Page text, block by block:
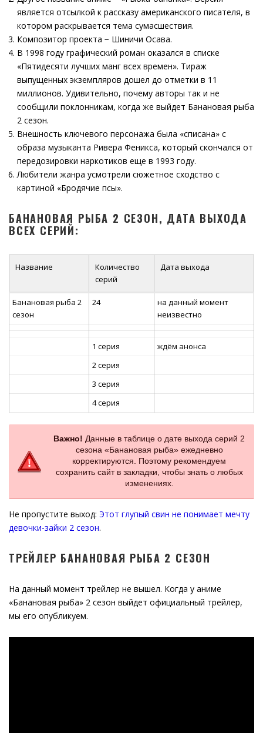
является отсылкой к рассказу американского писателя, в
котором раскрывается тема сумасшествия.
Композитор проекта − Шиничи Осава.
В 1998 году графический роман оказался в списке
«Пятидесяти лучших манг всех времен». Тираж
выпущенных экземпляров дошел до отметки в 11
миллионов. Удивительно, почему авторы так и не
сообщили поклонникам, когда же выйдет Банановая рыба
2 сезон.
Внешность ключевого персонажа была «списана» с
образа музыканта Ривера Феникса, который скончался от
передозировки наркотиков еще в 1993 году.
Любители жанра усмотрели сюжетное сходство с
картиной «Бродячие псы».
БАНАНОВАЯ РЫБА 2 СЕЗОН, ДАТА ВЫХОДА
ВСЕХ СЕРИЙ:
Название
Количество
серий
Дата выхода
Банановая рыба 2
сезон
24
на данный момент
неизвестно
1 серия
ждём анонса
2 серия
3 серия
4 серия
Важно! Данные в таблице о дате выхода серий 2
сезона «Банановая рыба» ежедневно
корректируются. Поэтому рекомендуем
сохранить сайт в закладки, чтобы знать о любых
изменениях.
Не пропустите выход: Этот глупый свин не понимает мечту
девочки-зайки 2 сезон.
ТРЕЙЛЕР БАНАНОВАЯ РЫБА 2 СЕЗОН
На данный момент трейлер не вышел. Когда у аниме
«Банановая рыба» 2 сезон выйдет официальный трейлер,
мы его опубликуем.